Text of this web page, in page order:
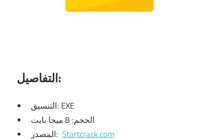
التفاصيل:
التنسيق: EXE
الحجم: 8 ميجا بايت
المصدر:Startcrack.com